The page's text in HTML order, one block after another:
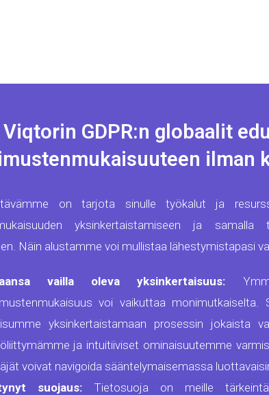
Viqtorin GDPR:n globaalit
ilman
on tarjota sinulle työkalut ja
yksinkertaistamiseen ja samalla
Näin alustamme voi mullistaa lähestymistapasi
vailla oleva yksinkertaisuus:
voi vaikuttaa monimutkaiselta.
yksinkertaistamaan prosessin jokaista
ja intuitiiviset ominaisuutemme
voivat navigoida sääntelymaisemassa
suojaus:Tietosuoja on meille